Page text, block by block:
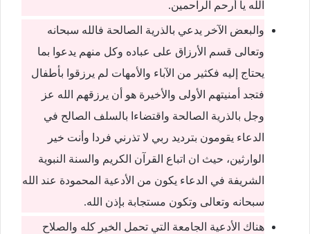
الله يا أرحم الراحمين.
والبعض الآخر يدعي بالذرية الصالحة فالله سبحانه
وتعالى قسم الأرزاق على عباده وكل منهم يدعوا بما
يحتاج إليه فكثير من الآباء والأمهات لم يرزقوا بأطفال
فتجد أمنيتهم الأولى والأخيرة هو أن يرزقهم الله عز
وجل بالذرية الصالحة واقتضاءا بالسلف الصالح في
الدعاء يقومون بترديد ربي لا تذرني فردا وأنت خير
الوارثين، حيث ان اتباع القرآن الكريم والسنة النبوية
الشريفة في الدعاء يكون من الأدعية المحمودة عند الله
سبحانه وتعالى وتكون مستجابة بإذن الله.
هناك الأدعية الجامعة التي تحمل الخير كله والصلاح